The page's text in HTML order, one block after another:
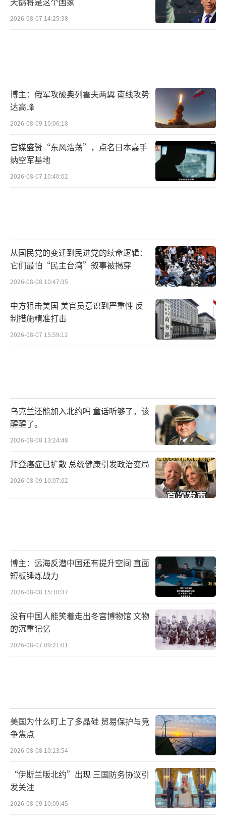
2026-08-07 14:25:38
博主：俄军攻破奥列霍夫两翼 南线攻势
达高峰
2026-08-09 10:06:18
官媒盛赞“东风浩荡”，点名日本嘉手
纳空军基地
2026-08-07 10:40:02
从国民党的变迁到民进党的续命逻辑：
它们最怕“民主台湾”叙事被揭穿
2026-08-08 10:47:35
中方狙击美国 美官员意识到严重性 反
制措施精准打击
2026-08-07 15:59:12
乌克兰还能加入北约吗 童话听够了，该
醒醒了。
2026-08-08 13:24:48
拜登癌症已扩散 总统健康引发政治变局
2026-08-09 10:07:02
博主：远海反潜中国还有提升空间 直面
短板锤炼战力
2026-08-08 15:10:37
没有中国人能笑着走出冬宫博物馆 文物
的沉重记忆
2026-08-07 09:21:01
美国为什么盯上了多晶硅 贸易保护与竞
争焦点
2026-08-08 10:13:54
“伊斯兰版北约”出现 三国防务协议引
发关注
2026-08-09 10:09:45